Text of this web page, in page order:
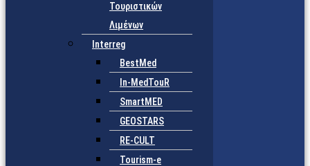
Τουριστικών
Λιμένων
Interreg
BestMed
In-MedTouR
SmartMED
GEOSTARS
RE-CULT
Tourism-e